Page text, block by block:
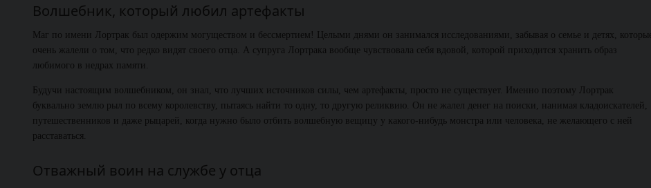
Волшебник, который любил артефакты
Маг по имени Лортрак был одержим могуществом и бессмертием! Целыми днями он занимался исследованиями, забывая о семье и детях, которые
очень жалели о том, что редко видят своего отца. А супруга Лортрака вообще чувствовала себя вдовой, которой приходится хранить образ
любимого в недрах памяти.
Будучи настоящим волшебником, он знал, что лучших источников силы, чем артефакты, просто не существует. Именно поэтому Лортрак
буквально землю рыл по всему королевству, пытаясь найти то одну, то другую реликвию. Он не жалел денег на поиски, нанимая кладоискателей,
путешественников и даже рыцарей, когда нужно было отбить волшебную вещицу у какого-нибудь монстра или человека, не желающего с ней
расставаться.
Отважный воин на службе у отца